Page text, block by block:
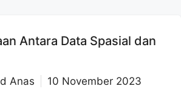
Antara Data Spasial dan
Anas 10 November 2023